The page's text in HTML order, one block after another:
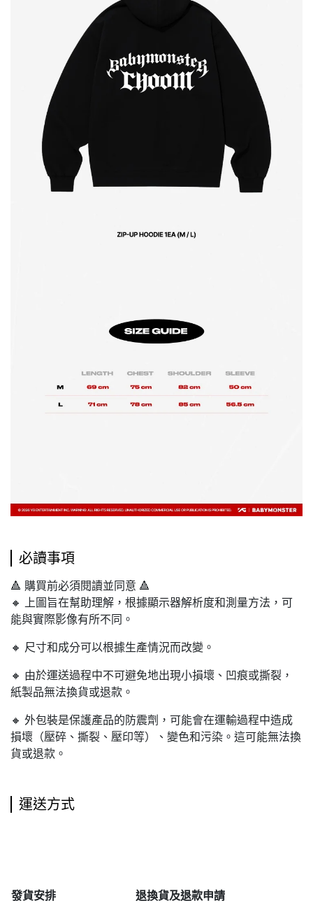
必讀事項
🔺 購買前必須閱讀並同意 🔺
🔸 上圖旨在幫助理解，根據顯示器解析度和測量方法，可
能與實際影像有所不同。
🔸 尺寸和成分可以根據生產情況而改變。
🔸 由於運送過程中不可避免地出現小損壞、凹痕或撕裂，
紙製品無法換貨或退款。
🔸 外包裝是保護產品的防震劑，可能會在運輸過程中造成
損壞（壓碎、撕裂、壓印等）、變色和污染。這可能無法換
貨或退款。
運送方式
發貨安排 退換貨及退款申請